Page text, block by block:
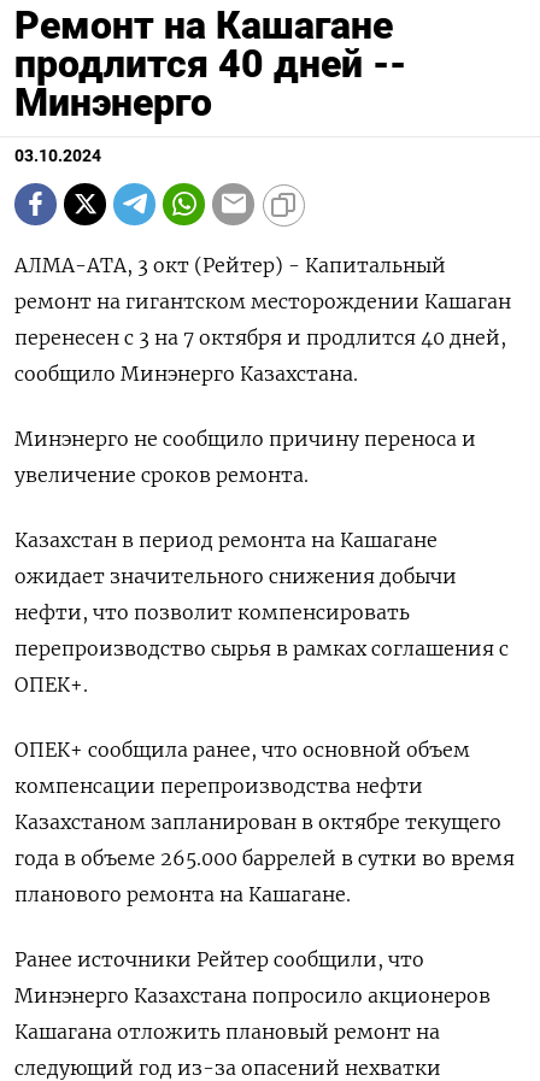
Ремонт на Кашагане
продлится 40 дней --
Минэнерго
03.10.2024
АЛМА-АТА, 3 окт (Рейтер) - Капитальный
ремонт на гигантском месторождении Кашаган
перенесен с 3 на 7 октября и продлится 40 дней,
сообщило Минэнерго Казахстана.
Минэнерго не сообщило причину переноса и
увеличение сроков ремонта.
Казахстан в период ремонта на Кашагане
ожидает значительного снижения добычи
нефти, что позволит компенсировать
перепроизводство сырья в рамках соглашения с
ОПЕК+.
ОПЕК+ сообщила ранее, что основной объем
компенсации перепроизводства нефти
Казахстаном запланирован в октябре текущего
года в объеме 265.000 баррелей в сутки во время
планового ремонта на Кашагане.
Ранее источники Рейтер сообщили, что
Минэнерго Казахстана попросило акционеров
Кашагана отложить плановый ремонт на
следующий год из-за опасений нехватки